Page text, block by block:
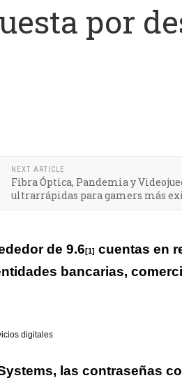
por
NEXT ARTICLE
Fibra Óptica, Pandemia y
ultrarrápidas para gamers más
de 9.6[1] cuentas en
bancarias,
digitales
, las contraseñas